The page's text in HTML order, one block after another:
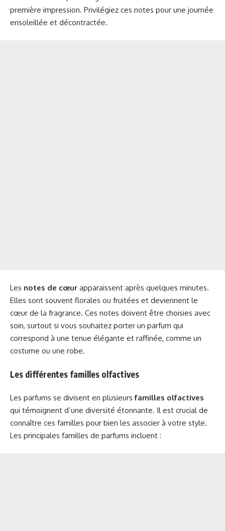
première impression. Privilégiez ces notes pour une journée
ensoleillée et décontractée.
Les notes de cœur apparaissent après quelques minutes.
Elles sont souvent florales ou fruitées et deviennent le
cœur de la fragrance. Ces notes doivent être choisies avec
soin, surtout si vous souhaitez porter un parfum qui
correspond à une tenue élégante et raffinée, comme un
costume ou une robe.
Les différentes familles olfactives
Les parfums se divisent en plusieursfamilles olfactives
qui témoignent d’une diversité étonnante. Il est crucial de
connaître ces familles pour bien les associer à votre style.
Les principales familles de parfums incluent :